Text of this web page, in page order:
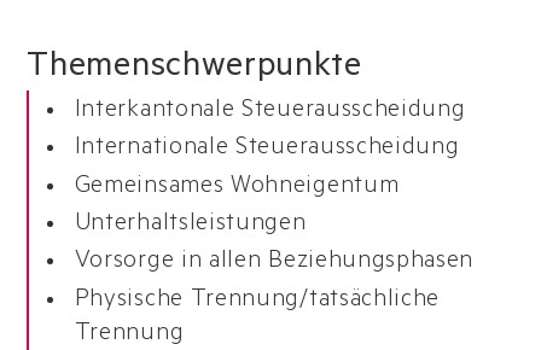
Themenschwerpunkte
Interkantonale Steuerausscheidung
Internationale Steuerausscheidung
Gemeinsames Wohneigentum
Unterhaltsleistungen
Vorsorge in allen Beziehungsphasen
Physische Trennung/tatsächliche
Trennung